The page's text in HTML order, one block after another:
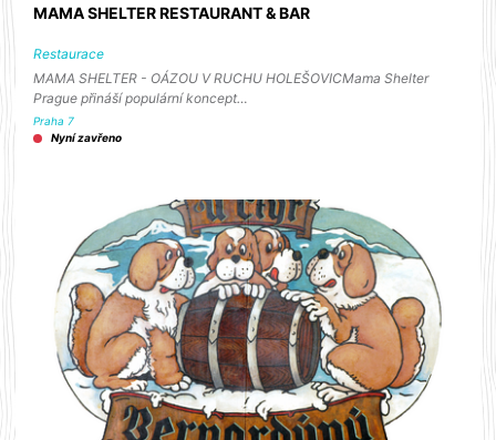
MAMA SHELTER RESTAURANT & BAR
Restaurace
MAMA SHELTER - OÁZOU V RUCHU HOLEŠOVICMama Shelter
Prague přináší populární koncept…
Praha 7
Nyní zavřeno